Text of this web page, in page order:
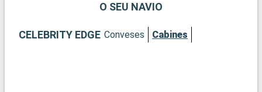
O SEU NAVIO
CELEBRITY EDGE Conveses Cabines